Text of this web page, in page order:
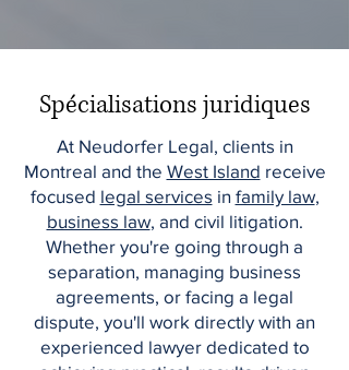
Spécialisations juridiques
At Neudorfer Legal, clients in
Montreal and the West Island receive
focused legal services in family law,
business law, and civil litigation.
Whether you're going through a
separation, managing business
agreements, or facing a legal
dispute, you'll work directly with an
experienced lawyer dedicated to